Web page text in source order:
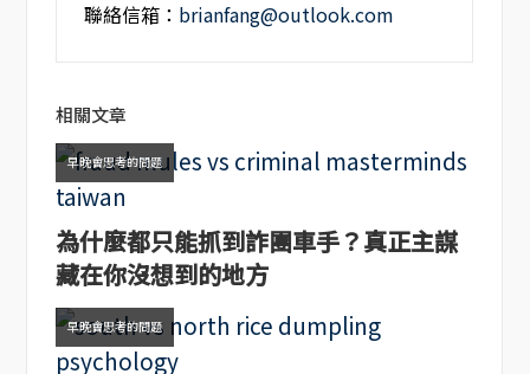
聯絡信箱： brianfang@outlook.com
相關文章
早晚會思考的問題
為什麼都只能抓到詐團車手？真正主謀
藏在你沒想到的地方
早晚會思考的問題